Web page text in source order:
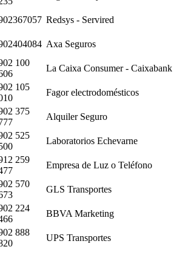
Redsys - Servired
Axa Seguros
100
La Caixa Consumer - Caixabank
105
Fagor electrodomésticos
375
Alquiler Seguro
525
Laboratorios Echevarne
259
Empresa de Luz o Teléfono
570
GLS Transportes
224
BBVA Marketing
888
UPS Transportes